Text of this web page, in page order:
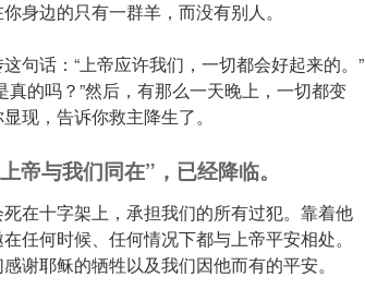
身边的只有一群羊，而没有别人。
句话：“上帝应许我们，一切都会好起来的。”
真的吗？”然后，有那么一天晚上，一切都变
现，告诉你救主降生了。
与我们同在”，已经降临。
在十字架上，承担我们的所有过犯。靠着他
任何时候、任何情况下都与上帝平安相处。
谢耶稣的牺牲以及我们因他而有的平安。